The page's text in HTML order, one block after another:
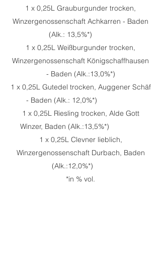
1 x 0,25L Grauburgunder trocken,
Winzergenossenschaft Achkarren - Baden
(Alk.: 13,5%*)
1 x 0,25L Weißburgunder trocken,
Winzergenossenschaft Königschaffhausen
- Baden (Alk.:13,0%*)
1 x 0,25L Gutedel trocken, Auggener Schäf
- Baden (Alk.: 12,0%*)
1 x 0,25L Riesling trocken, Alde Gott
Winzer, Baden (Alk.:13,5%*)
1 x 0,25L Clevner lieblich,
Winzergenossenschaft Durbach, Baden
(Alk.:12,0%*)
*in % vol.